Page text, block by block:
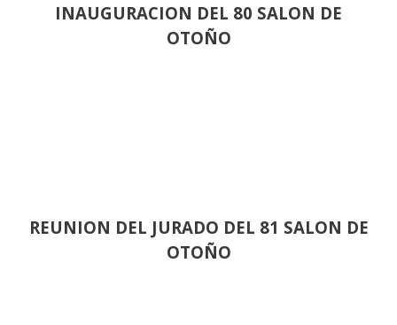
INAUGURACION DEL 80 SALON DE
OTOÑO
REUNION DEL JURADO DEL 81 SALON DE
OTOÑO